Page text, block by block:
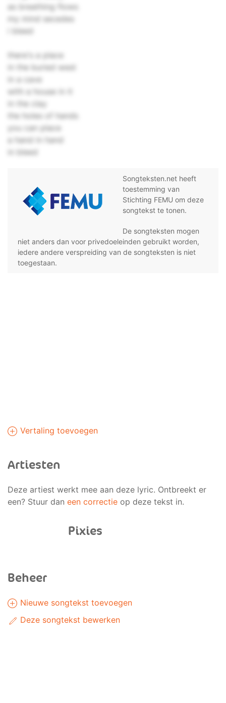
as breathing flows
my mind secedes
i bleed
there's a place
in the buried west
in a cave
with a house in it
in the clay
the holes of hands
you can place
a hand in hand
in bleed
Songteksten.net heeft
toestemming van
Stichting FEMU om deze
songtekst te tonen.
De songteksten mogen
niet anders dan voor privedoeleinden gebruikt worden,
iedere andere verspreiding van de songteksten is niet
toegestaan.
Vertaling toevoegen
Artiesten
Deze artiest werkt mee aan deze lyric. Ontbreekt er
een? Stuur dan een correctie op deze tekst in.
Pixies
Beheer
Nieuwe songtekst toevoegen
Deze songtekst bewerken